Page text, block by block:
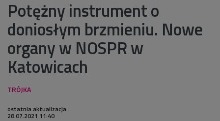
Potężny instrument o
doniosłym brzmieniu. Nowe
organy w NOSPR w
Katowicach
ostatnia aktualizacja:
28.07.2021 11:40